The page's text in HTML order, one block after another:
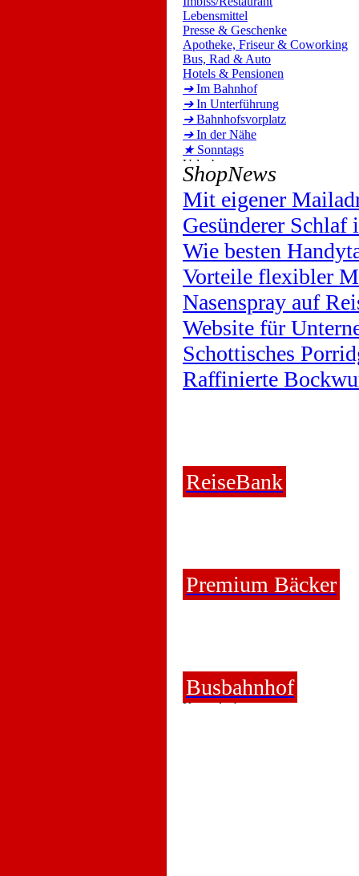
Lebensmittel
Presse & Geschenke
Apotheke, Friseur & Coworking
Bus, Rad & Auto
Hotels & Pensionen
➔Im Bahnhof
➔In Unterführung
➔Bahnhofsvorplatz
➔In der Nähe
★ Sonntags
ShopNews
Mit eigener
Gesünderer Schlaf
Wie besten
Vorteile flexibler
Nasenspray auf
Website für
Schottisches
Raffinierte
ReiseBank
Premium Bäcker
Busbahnhof